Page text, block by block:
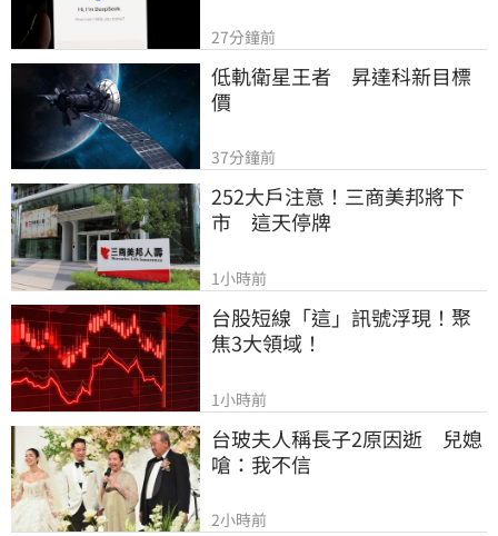
27分鐘前
低軌衛星王者　昇達科新目標
價
37分鐘前
252大戶注意！三商美邦將下
市　這天停牌
1小時前
台股短線「這」訊號浮現！聚
焦3大領域！
1小時前
台玻夫人稱長子2原因逝　兒媳
嗆：我不信
2小時前